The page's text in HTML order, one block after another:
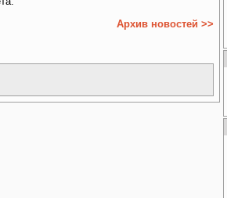
Архив новостей >>